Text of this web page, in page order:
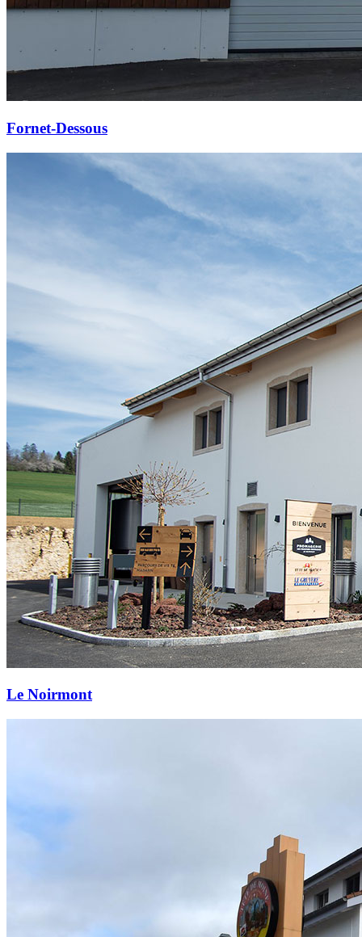
Fornet-Dessous
Le Noirmont